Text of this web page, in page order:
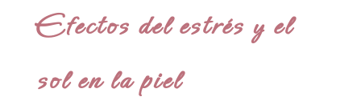
Efectos del estrés y el
sol en la piel